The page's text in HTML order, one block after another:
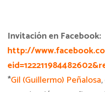
Invitación en Facebook:
http://
*Gil (Guillermo) Peñalosa